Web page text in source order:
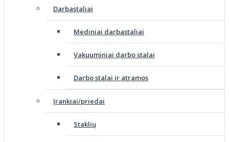
Darbastaliai
Mediniai darbastaliai
Vakuuminiai darbo stalai
Darbo stalai ir atramos
Įrankiai/priedai
Staklių